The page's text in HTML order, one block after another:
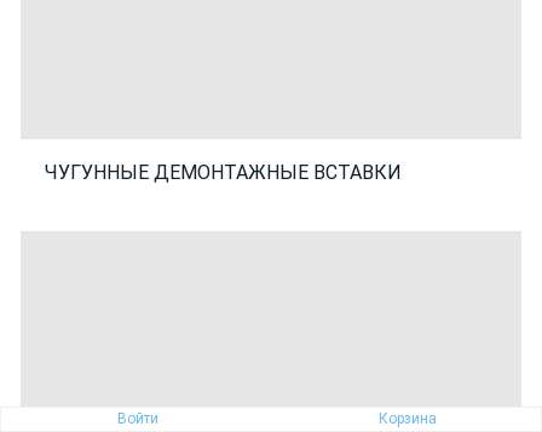
Войти Корзина
ЧУГУННЫЕ ДЕМОНТАЖНЫЕ ВСТАВКИ